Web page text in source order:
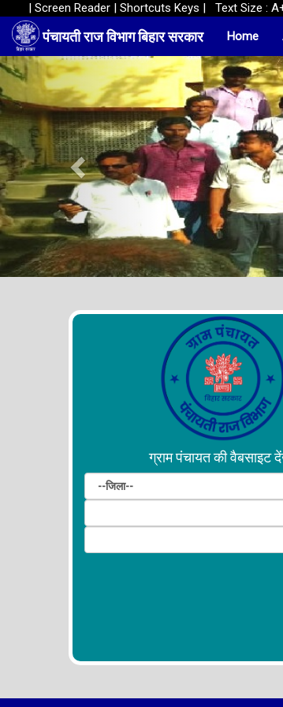
| Screen Reader | Shortcuts Keys | Text Size :
पंचायती राज विभाग बिहार सरकार Home
Previous
ग्राम पंचायत की वैबसाइट